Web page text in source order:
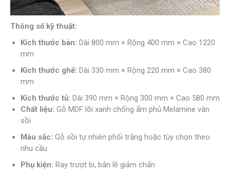
Thông số kỹ thuật:
Kích thước bàn: Dài 800 mm × Rộng 400 mm × Cao 1220
mm
Kích thước ghế: Dài 330 mm × Rộng 220 mm × Cao 380
mm
Kích thước tủ: Dài 390 mm × Rộng 300 mm × Cao 580 mm
Chất liệu: Gỗ MDF lõi xanh chống ẩm phủ Melamine vân
sồi
Màu sắc: Gỗ sồi tự nhiên phối trắng hoặc tùy chọn theo
nhu cầu
Phụ kiện: Ray trượt bi, bản lề giảm chấn